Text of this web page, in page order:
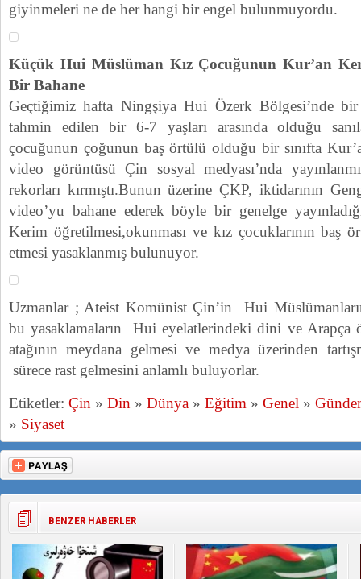
giyinmeleri ne de her hangi bir engel bulunmuyordu.
Küçük Hui Müslüman Kız Çocuğunun Kur’an
Bir Bahane
Geçtiğimiz hafta Ningşiya Hui Özerk Bölgesi’nde
tahmin edilen bir 6-7 yaşları arasında olduğu
çocuğunun çoğunun baş örtülü olduğu bir sınıfta
video görüntüsü Çin sosyal medyası’nda
rekorları kırmıştı.Bunun üzerine ÇKP, iktidarının
video’yu bahane ederek böyle bir genelge
Kerim öğretilmesi,okunması ve kız çocuklarının baş
etmesi yasaklanmış bulunuyor.
Uzmanlar ; Ateist Komünist Çin’in Hui
bu yasaklamaların Hui eyelatlerindeki dini ve
atağının meydana gelmesi ve medya üzerinden
sürece rast gelmesini anlamlı buluyorlar.
Etiketler: Çin » Din » Dünya » Eğitim » Genel »
» Siyaset
BENZER HABERLER